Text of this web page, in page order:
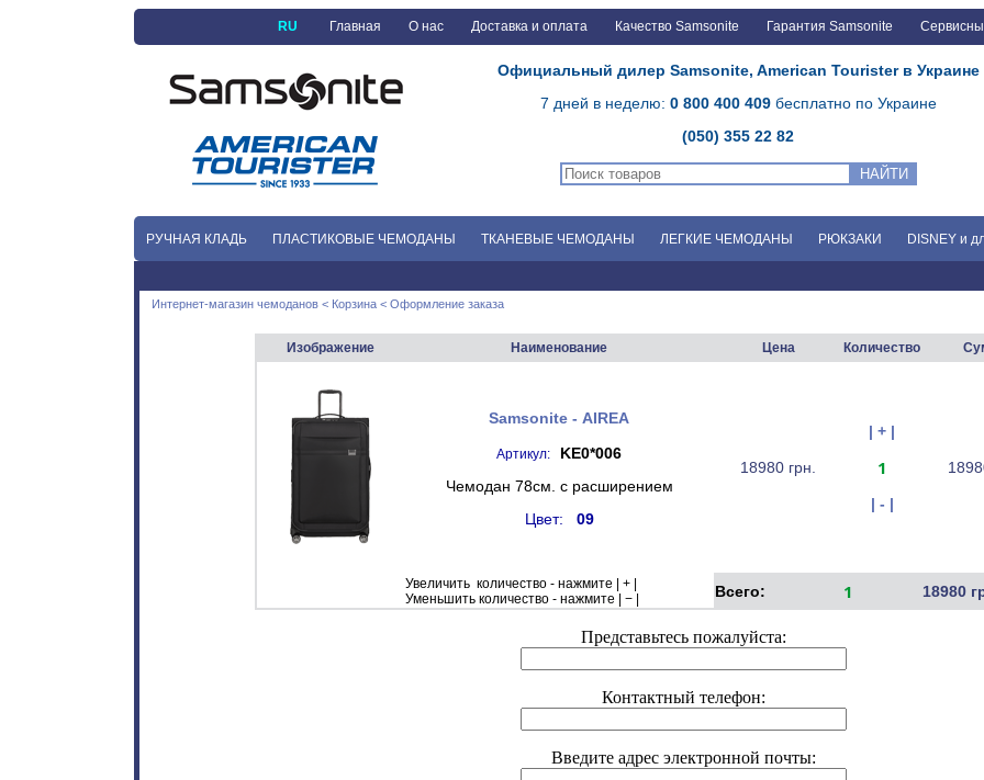
RU Главная О нас Доставка и оплата Качество Samsonite Гарантия Samsonite
Официальный дилер Samsonite, American Tourister в Украине
7 дней в неделю: 0 800 400 409бесплатно по Украине
(050) 355 22 82
НАЙТИ
РУЧНАЯ КЛАДЬ ПЛАСТИКОВЫЕ ЧЕМОДАНЫ ТКАНЕВЫЕ ЧЕМОДАНЫ ЛЕГКИЕ ЧЕМОДАНЫ РЮКЗАКИ DISNEY и
Интернет-магазин чемоданов < Корзина < Оформление заказа
Изображение Наименование Цена Количество
Samsonite - AIREA
Артикул: KE0*006
Чемодан 78см. с расширением
Цвет: 09
18980 грн.
| + |
1
| - |
Увеличить количество - нажмите | + |
Уменьшить количество - нажмите | − |
Всего: 1 18980
Представьтесь пожалуйста:
Контактный телефон:
Введите адрес электронной почты: